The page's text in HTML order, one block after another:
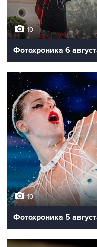
10
Фотохроника 6
10
Фотохроника 5